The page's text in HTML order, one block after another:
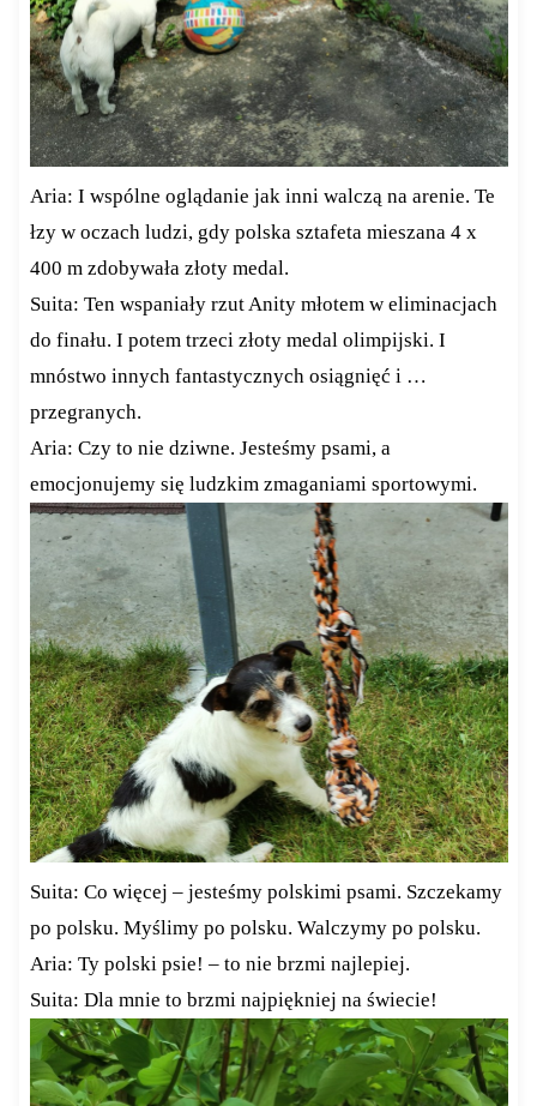
Aria: I wspólne oglądanie jak inni walczą na arenie. Te
łzy w oczach ludzi, gdy polska sztafeta mieszana 4 x
400 m zdobywała złoty medal.
Suita: Ten wspaniały rzut Anity młotem w eliminacjach
do finału. I potem trzeci złoty medal olimpijski. I
mnóstwo innych fantastycznych osiągnięć i …
przegranych.
Aria: Czy to nie dziwne. Jesteśmy psami, a
emocjonujemy się ludzkim zmaganiami sportowymi.
Suita: Co więcej – jesteśmy polskimi psami. Szczekamy
po polsku. Myślimy po polsku. Walczymy po polsku.
Aria: Ty polski psie! – to nie brzmi najlepiej.
Suita: Dla mnie to brzmi najpiękniej na świecie!